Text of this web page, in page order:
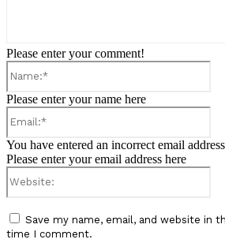
Please enter your comment!
Please enter your name here
You have entered an incorrect email
Please enter your email address here
Save my name, email, and website in
time I comment.